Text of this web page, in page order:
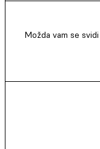
Možda vam se svidi